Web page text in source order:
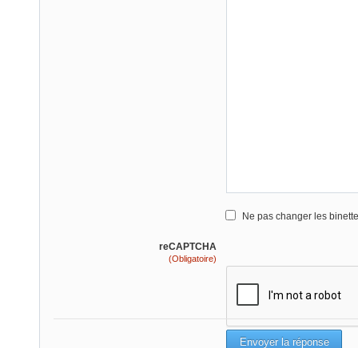
Ne pas changer les
reCAPTCHA
(Obligatoire)